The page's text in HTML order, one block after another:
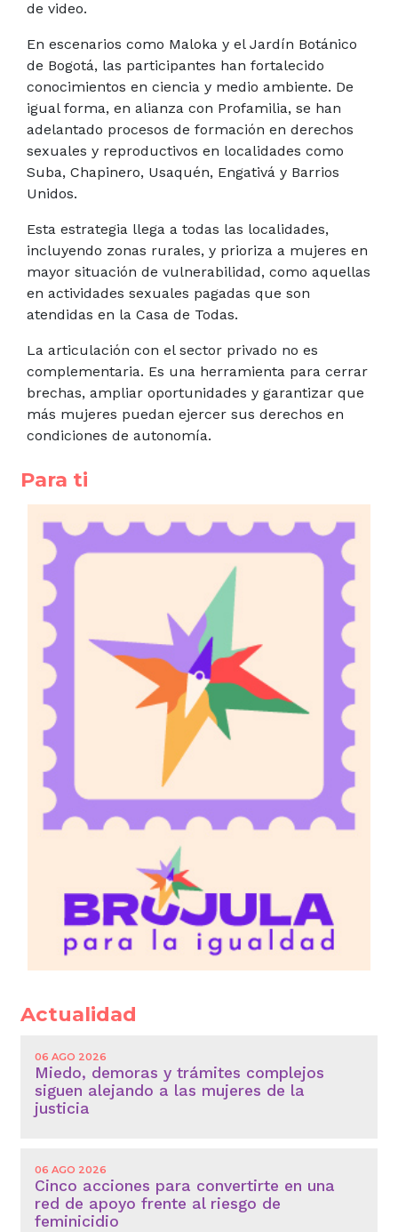
de video.
En escenarios como Maloka y el Jardín Botánico
de Bogotá, las participantes han fortalecido
conocimientos en ciencia y medio ambiente. De
igual forma, en alianza con Profamilia, se han
adelantado procesos de formación en derechos
sexuales y reproductivos en localidades como
Suba, Chapinero, Usaquén, Engativá y Barrios
Unidos.
Esta estrategia llega a todas las localidades,
incluyendo zonas rurales, y prioriza a mujeres en
mayor situación de vulnerabilidad, como aquellas
en actividades sexuales pagadas que son
atendidas en la Casa de Todas.
La articulación con el sector privado no es
complementaria. Es una herramienta para cerrar
brechas, ampliar oportunidades y garantizar que
más mujeres puedan ejercer sus derechos en
condiciones de autonomía.
Para ti
Actualidad
06 AGO 2026
Miedo, demoras y trámites complejos
siguen alejando a las mujeres de la
justicia
06 AGO 2026
Cinco acciones para convertirte en una
red de apoyo frente al riesgo de
feminicidio